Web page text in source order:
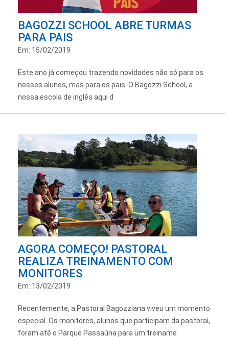
BAGOZZI SCHOOL ABRE TURMAS
PARA PAIS
Em: 15/02/2019
Este ano já começou trazendo novidades não só para os
nossos alunos, mas para os pais. O Bagozzi School, a
nossa escola de inglês aqui d
AGORA COMEÇO! PASTORAL
REALIZA TREINAMENTO COM
MONITORES
Em: 13/02/2019
Recentemente, a Pastoral Bagozziana viveu um momento
especial. Os monitores, alunos que participam da pastoral,
foram até o Parque Passaúna para um treiname